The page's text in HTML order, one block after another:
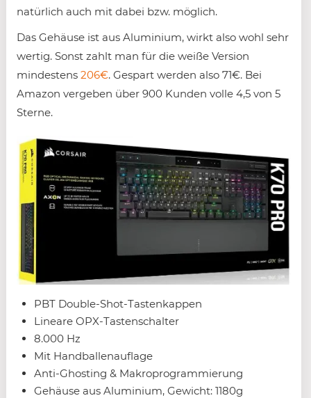
natürlich auch mit dabei bzw. möglich.
Das Gehäuse ist aus Aluminium, wirkt also wohl sehr
wertig. Sonst zahlt man für die weiße Version
mindestens 206€. Gespart werden also 71€. Bei
Amazon vergeben über 900 Kunden volle 4,5 von 5
Sterne.
PBT Double-Shot-Tastenkappen
Lineare OPX-Tastenschalter
8.000 Hz
Mit Handballenauflage
Anti-Ghosting & Makroprogrammierung
Gehäuse aus Aluminium, Gewicht: 1180g